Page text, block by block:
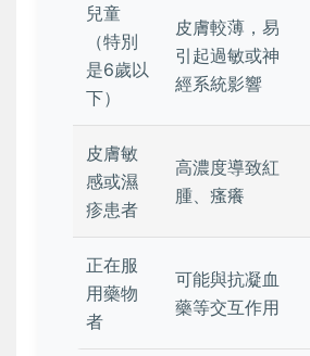
兒童
（特別
是6歲以
下）
皮膚較薄，易
引起過敏或神
經系統影響
皮膚敏
感或濕
疹患者
高濃度導致紅
腫、瘙癢
正在服
用藥物
者
可能與抗凝血
藥等交互作用